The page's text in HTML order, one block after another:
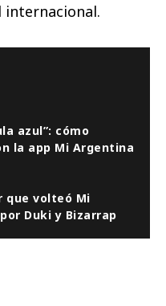
internacional.
azul”: cómo
la app Mi Argentina
que volteó Mi
Duki y Bizarrap